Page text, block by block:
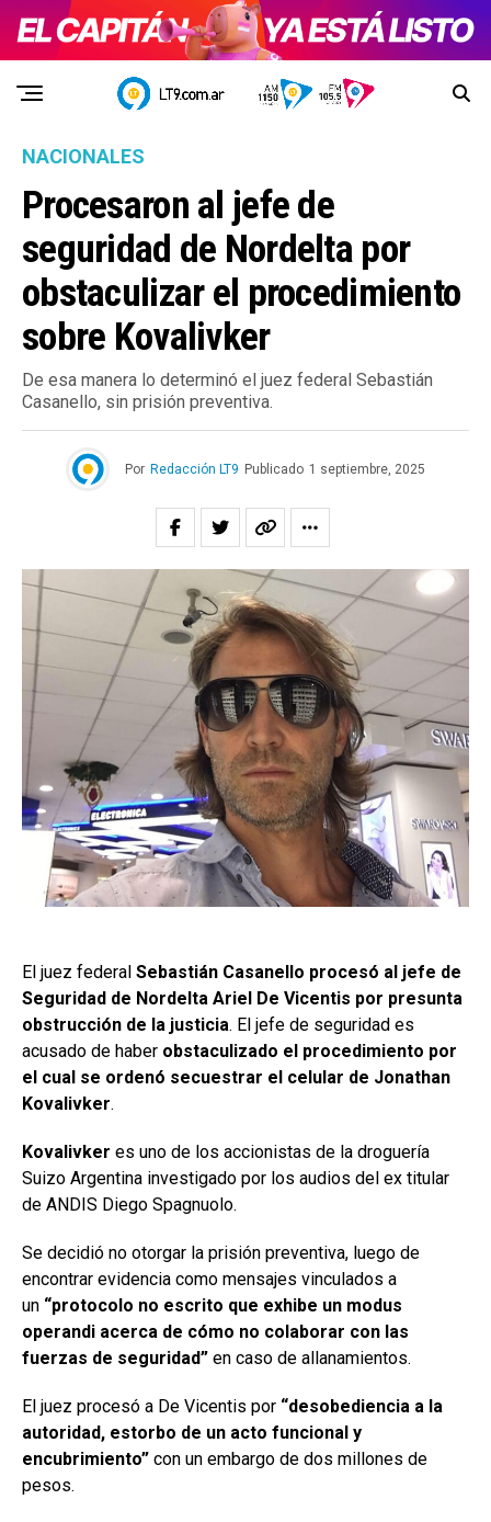
NACIONALES
Procesaron al jefe de
seguridad de Nordelta por
obstaculizar el procedimiento
sobre Kovalivker
De esa manera lo determinó el juez federal Sebastián
Casanello, sin prisión preventiva.
Por Redacción LT9 Publicado 1 septiembre, 2025
El juez federal Sebastián Casanello procesó al jefe de
Seguridad de Nordelta Ariel De Vicentis por presunta
obstrucción de la justicia. El jefe de seguridad es
acusado de haber obstaculizado el procedimiento por
el cual se ordenó secuestrar el celular de Jonathan
Kovalivker.
Kovalivker es uno de los accionistas de la droguería
Suizo Argentina investigado por los audios del ex titular
de ANDIS Diego Spagnuolo.
Se decidió no otorgar la prisión preventiva, luego de
encontrar evidencia como mensajes vinculados a
un “protocolo no escrito que exhibe un modus
operandi acerca de cómo no colaborar con las
fuerzas de seguridad” en caso de allanamientos.
El juez procesó a De Vicentis por “desobediencia a la
autoridad, estorbo de un acto funcional y
encubrimiento” con un embargo de dos millones de
pesos.